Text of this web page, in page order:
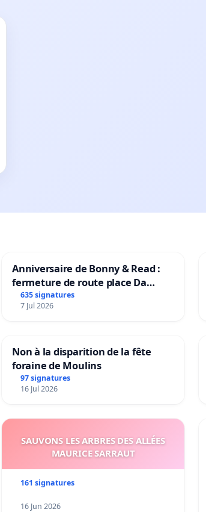
Anniversaire de Bonny & Read :
fermeture de route place Da
Maya M
635 signatures
7 Jul 2026
Non à la disparition de la fête
foraine de Moulins
97 signatures
16 Jul 2026
SAUVONS LES ARBRES DES ALLÉES
MAURICE SARRAUT
161 signatures
16 Jun 2026